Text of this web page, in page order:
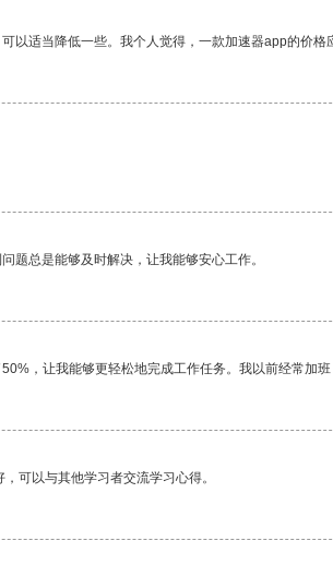
以适当降低一些。我个人觉得，一款加速器app的价格
题总是能够及时解决，让我能够安心工作。
，让我能够更轻松地完成工作任务。我以前经常加
可以与其他学习者交流学习心得。